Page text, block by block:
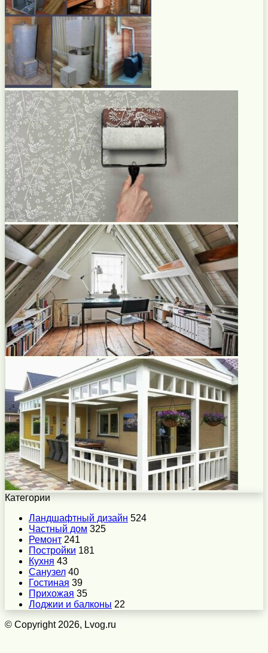
Категории
Ландшафтный дизайн 524
Частный дом 325
Ремонт 241
Постройки 181
Кухня 43
Санузел 40
Гостиная 39
Прихожая 35
Лоджии и балконы 22
© Copyright 2026, Lvog.ru